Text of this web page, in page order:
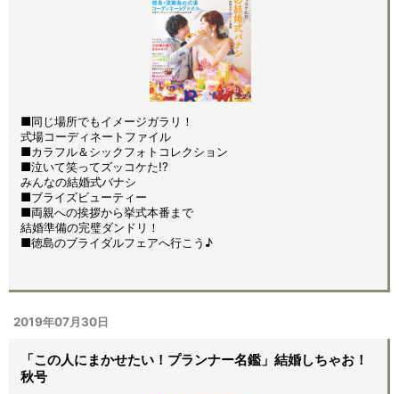
■同じ場所でもイメージガラリ！
式場コーディネートファイル
■カラフル＆シックフォトコレクション
■泣いて笑ってズッコケた!?
みんなの結婚式バナシ
■ブライズビューティー
■両親への挨拶から挙式本番まで
結婚準備の完璧ダンドリ！
■徳島のブライダルフェアへ行こう♪
2019年07月30日
「この人にまかせたい！プランナー名鑑」結婚しちゃお！
秋号